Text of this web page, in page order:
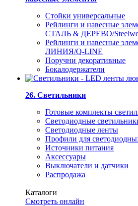
Стойки универсальные
Рейлинги и навесные
СТАЛЬ & ДЕРЕВО/
Рейлинги и навесные
ЛИНИЯ/Q-LINE
Поручни декоративные
Бокалодержатели
26. Светильники
Готовые комплекты
Светодиодные
Светодиодные ленты
Профили для
Источники питания
Аксессуары
Выключатели и датчики
Распродажа
Каталоги
Смотреть онлайн